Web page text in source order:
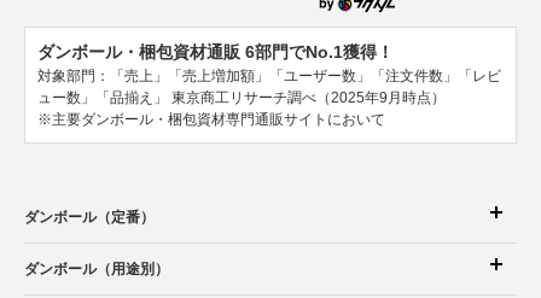
ダンボール・梱包資材通販 6部門でNo.1獲得！
対象部門：「売上」「売上増加額」「ユーザー数」「注文件数」「レビ
ュー数」「品揃え」
東京商工リサーチ調べ（2025年9月時点）
※主要ダンボール・梱包資材専門通販サイトにおいて
ダンボール（定番）
ダンボール（用途別）